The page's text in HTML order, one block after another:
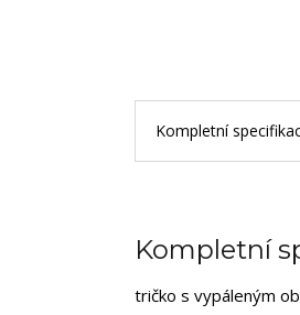
Kompletní
Kompletní
tričko s vypáleným